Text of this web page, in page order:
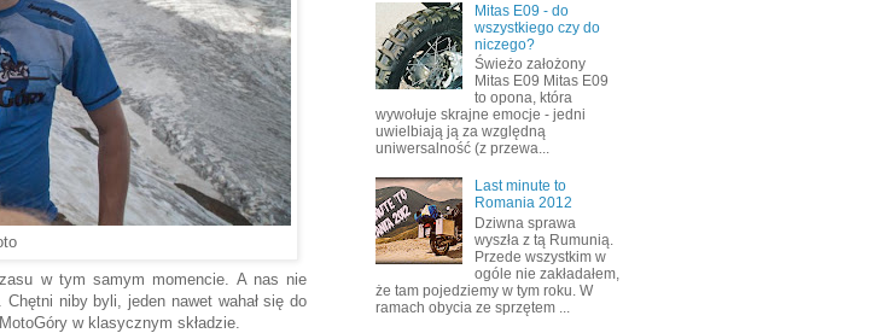
w tym samym momencie. A nas nie
niby byli, jeden nawet wahał się do
w klasycznym składzie.
Mitas E09 - do
wszystkiego czy do
niczego?
Świeżo założony
Mitas E09 Mitas E09
to opona, która
wywołuje skrajne emocje - jedni
uwielbiają ją za względną
uniwersalność (z przewa...
Last minute to
Romania 2012
Dziwna sprawa
wyszła z tą Rumunią.
Przede wszystkim w
ogóle nie zakładałem,
że tam pojedziemy w tym roku. W
ramach obycia ze sprzętem ...